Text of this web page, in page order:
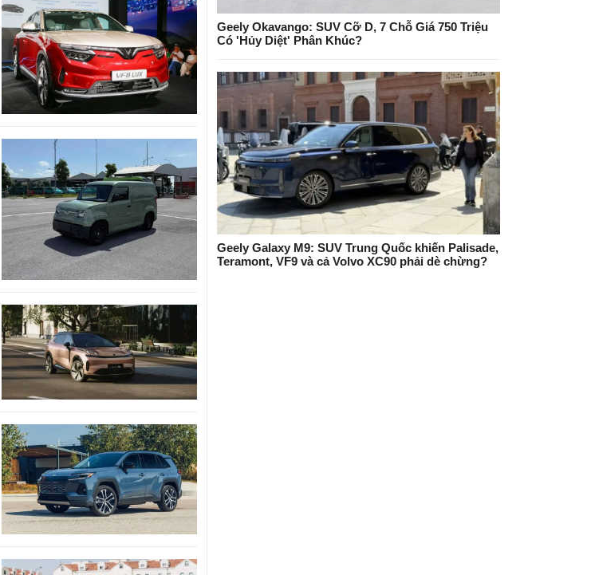
Geely Okavango: SUV Cỡ D, 7 Chỗ Giá 750 Triệu
Có 'Hủy Diệt' Phân Khúc?
Geely Galaxy M9: SUV Trung Quốc khiến Palisade,
Teramont, VF9 và cả Volvo XC90 phải dè chừng?